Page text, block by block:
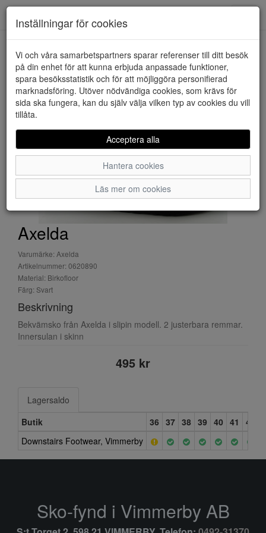
HEM AXELDA
Axelda
Varumärke: Axelda
Artikelnummer: 0620890
Material: Birkofloor
Färg: Svart
Beskrivning
Bekvämsko från Axelda i slipin modell. 2 justerbara remmar.
Innersulan i skinn
495 kr
Lagersaldo
Butik
36 37 38 39 40 41 42
Downstairs Footwear, Vimmerby
Inställningar för cookies
Vi och våra samarbetspartners sparar referenser till ditt besök
på din enhet för att kunna erbjuda anpassade funktioner,
spara besöksstatistik och för att möjliggöra personifierad
marknadsföring. Utöver nödvändiga cookies, som krävs för
sida ska fungera, kan du själv välja vilken typ av cookies du vill
tillåta.
Acceptera alla
Hantera cookies
Läs mer om cookies
Sko-fynd i Vimmerby AB